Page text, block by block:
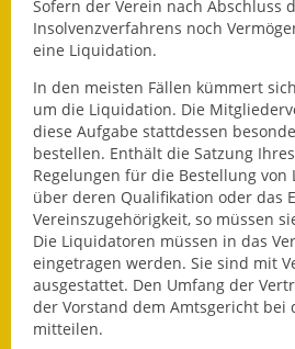
Ortsplan
Sofern der Verein nach Abschluss
Insolvenzverfahrens noch
eine Liquidation.
In den meisten Fällen kümmert
um die Liquidation. Die
diese Aufgabe stattdessen
bestellen. Enthält die Satzung
Regelungen für die Bestellung von
über deren Qualifikation oder das
Vereinszugehörigkeit, so müssen
Die Liquidatoren müssen in das
eingetragen werden. Sie sind mit
ausgestattet. Den Umfang der
der Vorstand dem Amtsgericht bei
mitteilen.